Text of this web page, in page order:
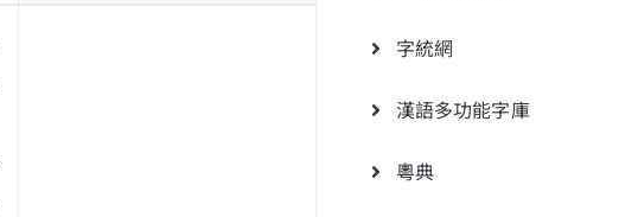
字統網
漢語多功能字庫
粵典